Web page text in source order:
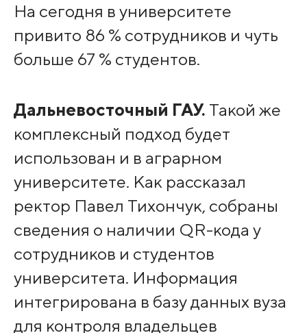
На сегодня в университете
привито 86 % сотрудников и чуть
больше 67 % студентов.
Дальневосточный ГАУ. Такой же
комплексный подход будет
использован и в аграрном
университете. Как рассказал
ректор Павел Тихончук, собраны
сведения о наличии QR-кода у
сотрудников и студентов
университета. Информация
интегрирована в базу данных вуза
для контроля владельцев